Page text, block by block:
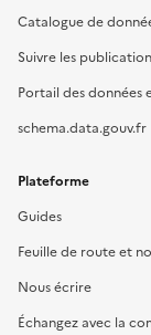
Catalogue de
Suivre les
Portail des données
schema.data.gouv.fr
Plateforme
Guides
Feuille de route et
Nous écrire
Échangez avec la